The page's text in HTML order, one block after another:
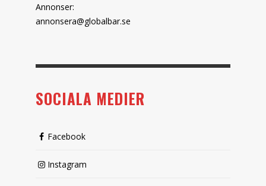
Annonser:
annonsera@globalbar.se
SOCIALA MEDIER
Facebook
Instagram